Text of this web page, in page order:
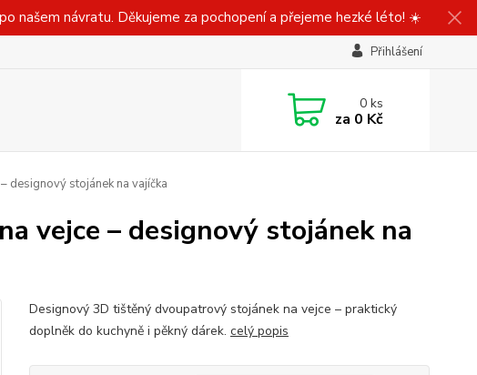
našem návratu. Děkujeme za pochopení a přejeme hezké léto! ☀️
Přihlášení
0ks
za 0 Kč
designový stojánek na vajíčka
vejce – designový stojánek na
Designový 3D tištěný dvoupatrový stojánek na vejce – praktický
doplněk do kuchyně i pěkný dárek. celý popis